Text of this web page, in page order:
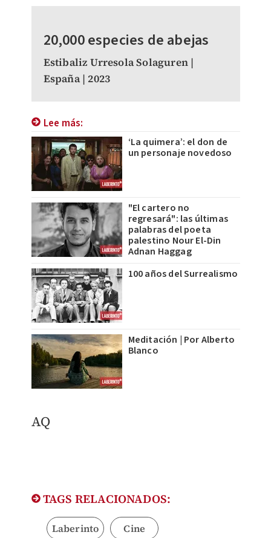
20,000 especies de abejas
Estibaliz Urresola Solaguren |
España | 2023
Lee más:
‘La quimera’: el don de
un personaje novedoso
"El cartero no
regresará": las últimas
palabras del poeta
palestino Nour El-Din
Adnan Haggag
100 años del Surrealismo
Meditación | Por Alberto
Blanco
AQ
TAGS RELACIONADOS:
Laberinto Cine